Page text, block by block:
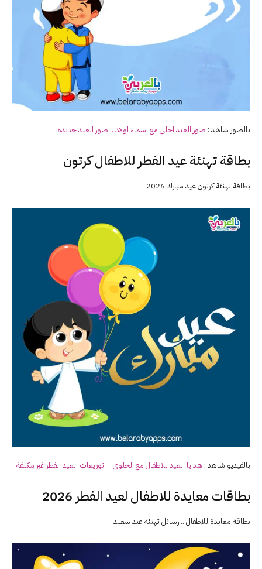
بالصور شاهد : صور العيد احلى مع اسماء اولاد .. صور العيدجديدة
بطاقة تهنئة عيد الفطر للاطفال كرتون
بطاقة تهنئة كرتون عيد مبارك 2026
بالفيديو شاهد : هدايا العيد للاطفال مع الحلوى – توزيعات العيد الفطر غير مكلفة
بطاقات معايدة للاطفال لعيد الفطر 2026
بطاقة معايدة للاطفال .. رسائل تهنئة عيد سعيد